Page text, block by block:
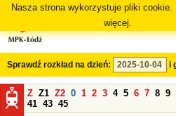
Nasza strona wykorzystuje pliki cookie.
więcej.
Sprawdź rozkład na dzień: i
Z Z1 Z2 0 1 2 3 4 5 6 7 8 9
41 43 45